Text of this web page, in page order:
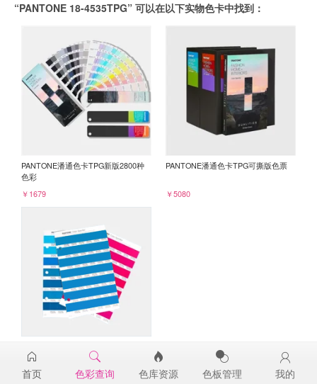
“PANTONE 18-4535TPG” 可以在以下实物色卡中找到：
PANTONE潘通色卡TPG新版2800种
色彩
￥1679
PANTONE潘通色卡TPG可撕版色票
￥5080
18-4535TPG
￥98
首页 色彩查询 色库资源 色板管理 我的